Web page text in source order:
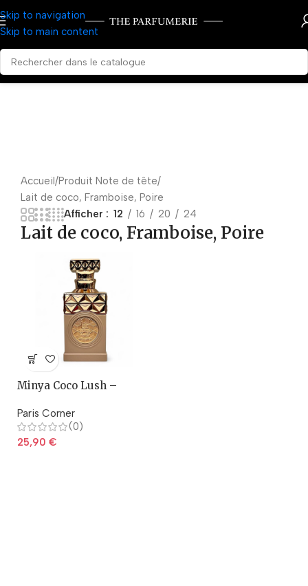
Skip to navigation
Skip to main content
Accueil Produit Note de tête
Lait de coco, Framboise, Poire
Afficher
12 16 20 24
Lait de coco, Framboise, Poire
Minya Coco Lush –
Paris Corner
(0)
25,90 €